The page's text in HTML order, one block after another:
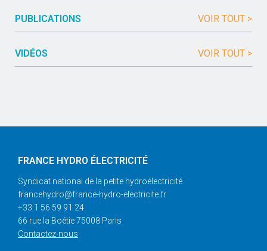
PUBLICATIONS VOIR TOUT >
VIDÉOS VOIR TOUT >
FRANCE HYDRO ÉLECTRICITÉ
Syndicat national de la petite hydroélectricité
francehydro@france-hydro-electricite.fr
+33 1 56 59 91 24
66 rue la Boétie 75008 Paris
Contactez-nous